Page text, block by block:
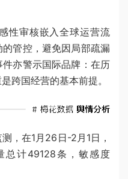
性审核嵌入全球运营流
管控，避免因局部疏漏
亦警示国际品牌：在历
跨国经营的基本前提。
，在1月26日-2月1日，
总计49128条，敏感度